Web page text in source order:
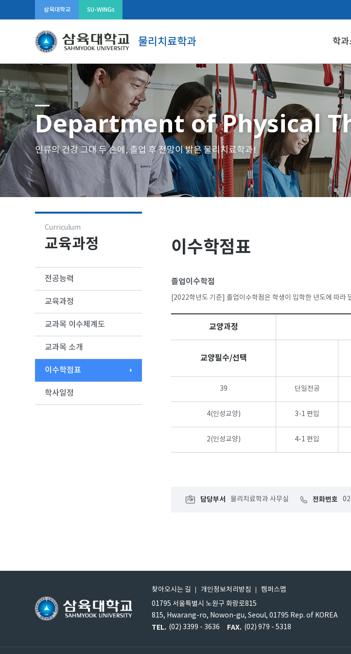
삼육대학교 SU-WINGs
물리치료학과 학과
Department of Physical
인류의 건강 그대 두 손에, 졸업 후 전망이 밝은 물리치료학과!
이수학점표
졸업이수학점
[2022학년도 기준] 졸업이수학점은 학생이 입학한 년도에 따라
교양과정
교양필수/선택
39 단일전공
4(인성교양) 3-1 편입
2(인성교양) 4-1 편입
담당부서 물리치료학과 사무실 전화번호
Curriculum
교육과정
전공능력
교육과정
교과목 이수체계도
교과목 소개
이수학점표
학사일정
찾아오시는 길 개인정보처리방침
캠퍼스맵
01795 서울특별시 노원구 화랑로815
815, Hwarang-ro, Nowon-gu, Seoul, 01795 Rep. of KOREA
TEL. (02) 3399 - 3636 FAX. (02) 979 - 5318